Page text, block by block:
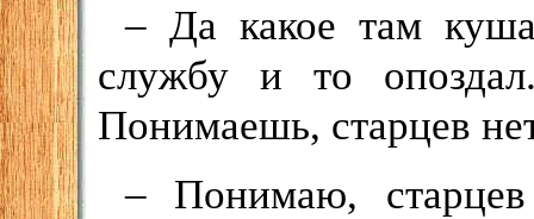
– Да какое там
службу и то
Понимаешь, старцев
– Понимаю,